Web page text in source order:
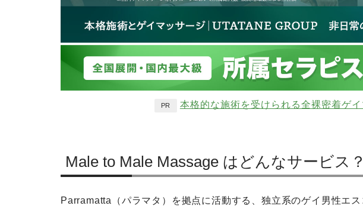
PR 本格的な施術を受けられる全裸密着ゲ
Male to Male Massage はどんなサービス？
Parramatta（パラマタ）を拠点に活動する、独立系のゲイ男性エス